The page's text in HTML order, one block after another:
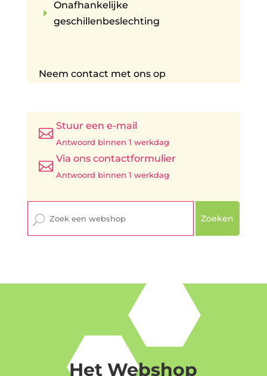
E
Onafhankelijke
geschillenbeslechting
Neem contact met ons op

Stuur een e-mail
Antwoord binnen 1 werkdag

Via ons contactformulier
Antwoord binnen 1 werkdag
Zoeken
Het Webshop